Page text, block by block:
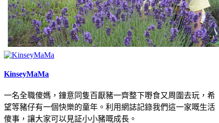
KinseyMaMa
一名全職傻媽，鐘意同隻百厭豬一齊整下嘢食又周圍去玩，希
望等豬仔有一個快樂的童年。利用網誌記錄我們這一家嘅生活
傻事，讓大家可以見証小小豬嘅成長。